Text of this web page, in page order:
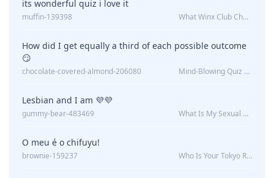
its wonderful quiz i love it
muffin-139398 What Winx Club Character Are You?
How did I get equally a third of each possible outcome
😏
chocolate-covered-almond-206080 Mind-Blowing Quiz Reveals: Will I Be Alone Forever?
Lesbian and I am 💜💜
gummy-bear-483469 What Is My Sexual Orientation: Uncovered
O meu é o chifuyu!
brownie-159237 Who Is Your Tokyo Revengers Boyfriend?